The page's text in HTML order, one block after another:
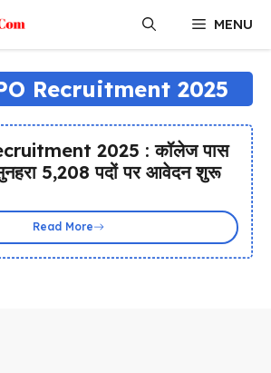
MENU
Recruitment 2025
2025 : कॉलेज पास
5,208 पदों पर आवेदन शुरू
Read More